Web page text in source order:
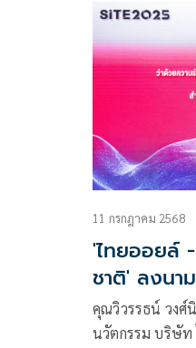
นวัตกรรม(อว.)
ประกอบการฐา
ต้องการหาโอกา
11 กรกฎาคม 2568
'ไทยออยล์
ชาติ' ลงนา
พัฒนาวิสาห
เชิงลึก
คุณวิวรรธน์ วงศ์
นวัตกรรม บริษัท